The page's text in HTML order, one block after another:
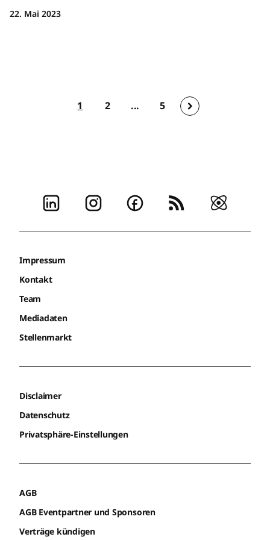
22. Mai 2023
1 2 ... 5
Impressum
Kontakt
Team
Mediadaten
Stellenmarkt
Disclaimer
Datenschutz
Privatsphäre-Einstellungen
AGB
AGB Eventpartner und Sponsoren
Verträge kündigen